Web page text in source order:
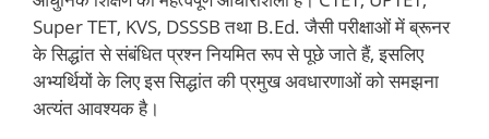
Super TET, KVS, DSSSB तथा B.Ed. जैसी परीक्षाओं में ब्रूनर
के सिद्धांत से संबंधित प्रश्न नियमित रूप से पूछे जाते हैं, इसलिए
अभ्यर्थियों के लिए इस सिद्धांत की प्रमुख अवधारणाओं को समझना
अत्यंत आवश्यक है।